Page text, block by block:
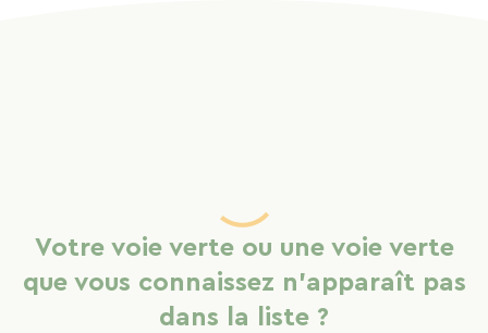
Votre voie verte ou une voie verte
que vous connaissez n'apparaît pas
dans la liste ?